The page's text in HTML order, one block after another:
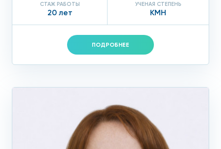
СТАЖ РАБОТЫ
20 лет
УЧЕНАЯ СТЕПЕНЬ
КМН
ПОДРОБНЕЕ